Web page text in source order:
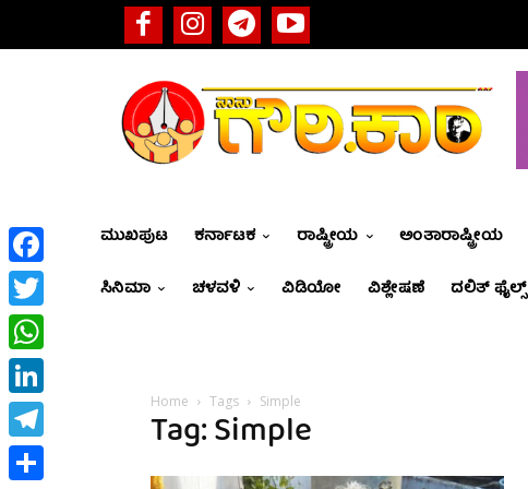
ಮುಖಪುಟ ಕರ್ನಾಟಕ ರಾಷ್ಟ್ರೀಯ ಅಂತಾರಾಷ್ಟ್ರೀಯ
ಸಿನಿಮಾ
ಚಳವಳಿ ವಿಡಿಯೋ ವಿಶ್ಲೇಷಣೆ ದಲಿತ್ ಫೈಲ್ಸ್
Home Tags Simple
Tag: Simple
Facebook
Twitter
WhatsApp
LinkedIn
Telegram